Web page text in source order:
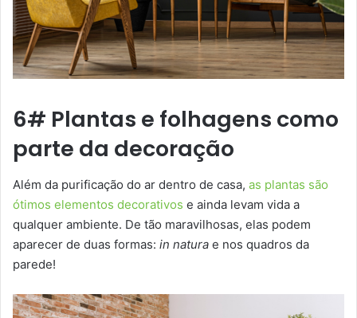
6# Plantas e folhagens como
parte da decoração
Além da purificação do ar dentro de casa, as plantas são
ótimos elementos decorativos e ainda levam vida a
qualquer ambiente. De tão maravilhosas, elas podem
aparecer de duas formas: in natura e nos quadros da
parede!